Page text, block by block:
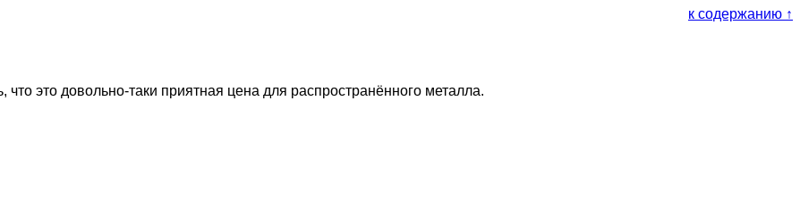
к содержанию ↑
это довольно-таки приятная цена для распространённого металла.